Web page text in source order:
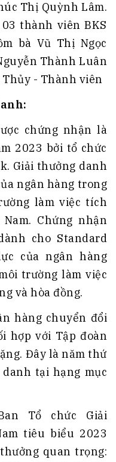
Thị Quỳnh Lâm.
thành viên BKS
bà Vũ Thị Ngọc
Thành Luân
- Thành viên
:
chứng nhận là
2023 bởi tổ chức
Giải thưởng danh
ngân hàng trong
làm việc tích
Chứng nhận
cho Standard
của ngân hàng
trường làm việc
và hòa đồng.
hàng chuyển đổi
hợp với Tập đoàn
Đây là năm thứ
tại hạng mục
Tổ chức Giải
tiêu biểu 2023
quan trọng: